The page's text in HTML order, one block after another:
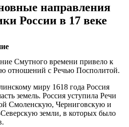
направления
России в 17 веке
Смутного времени привело к
отношений с Речью Посполитой.
миру 1618 года Россия
земель. Россия уступила Речи
Смоленскую, Черниговскую и
земли, в которых было